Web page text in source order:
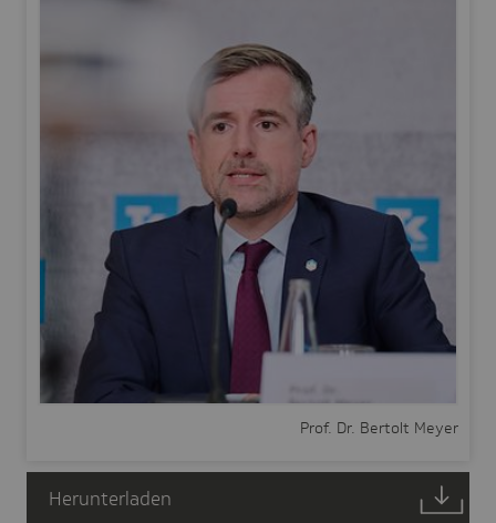
Prof. Dr. Bertolt Meyer
Herunterladen